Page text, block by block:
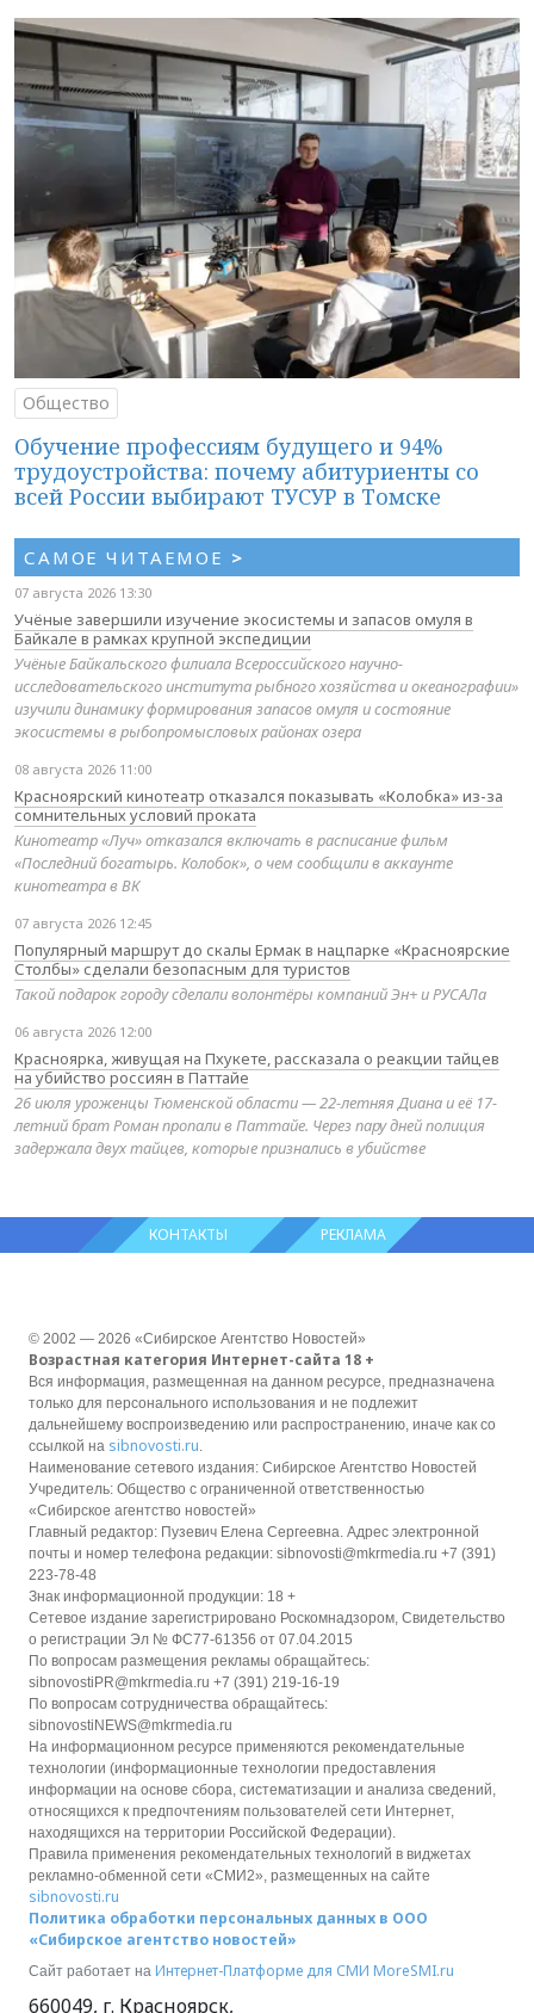
Общество
Обучение профессиям будущего и 94%
трудоустройства: почему абитуриенты со
всей России выбирают ТУСУР в Томске
САМОЕ ЧИТАЕМОЕ >
07 августа 2026 13:30
Учёные завершили изучение экосистемы и запасов омуля в
Байкале в рамках крупной экспедиции
Учёные Байкальского филиала Всероссийского научно-
исследовательского института рыбного хозяйства и океанографии»
изучили динамику формирования запасов омуля и состояние
экосистемы в рыбопромысловых районах озера
08 августа 2026 11:00
Красноярский кинотеатр отказался показывать «Колобка» из-за
сомнительных условий проката
Кинотеатр «Луч» отказался включать в расписание фильм
«Последний богатырь. Колобок», о чем сообщили в аккаунте
кинотеатра в ВК
07 августа 2026 12:45
Популярный маршрут до скалы Ермак в нацпарке «Красноярские
Столбы» сделали безопасным для туристов
Такой подарок городу сделали волонтёры компаний Эн+ и РУСАЛа
06 августа 2026 12:00
Красноярка, живущая на Пхукете, рассказала о реакции тайцев
на убийство россиян в Паттайе
26 июля уроженцы Тюменской области — 22-летняя Диана и её 17-
летний брат Роман пропали в Паттайе. Через пару дней полиция
задержала двух тайцев, которые признались в убийстве
КОНТАКТЫ РЕКЛАМА
© 2002 — 2026 «Сибирское Агентство Новостей»
Возрастная категория Интернет-сайта 18 +
Вся информация, размещенная на данном ресурсе, предназначена
только для персонального использования и не подлежит
дальнейшему воспроизведению или распространению, иначе как со
ссылкой на sibnovosti.ru
Наименование сетевого издания: Сибирское Агентство Новостей
Учредитель: Общество с ограниченной ответственностью
«Сибирское агентство новостей»
Главный редактор: Пузевич Елена Сергеевна. Адрес электронной
почты и номер телефона редакции: sibnovosti@mkrmedia.ru +7 (391)
223-78-48
Знак информационной продукции: 18 +
Сетевое издание зарегистрировано Роскомнадзором, Свидетельство
о регистрации Эл № ФС77-61356 от 07.04.2015
По вопросам размещения рекламы обращайтесь:
sibnovostiPR@mkrmedia.ru +7 (391) 219-16-19
По вопросам сотрудничества обращайтесь:
sibnovostiNEWS@mkrmedia.ru
На информационном ресурсе применяются рекомендательные
технологии (информационные технологии предоставления
информации на основе сбора, систематизации и анализа сведений,
относящихся к предпочтениям пользователей сети Интернет,
находящихся на территории Российской Федерации).
Правила применения рекомендательных технологий в виджетах
рекламно-обменной сети «СМИ2», размещенных на сайте
sibnovosti.ru
Политика обработки персональных данных в ООО
«Сибирское агентство новостей»
Сайт работает на Интернет-Платформе для СМИ MoreSMI.ru
660049, г. Красноярск,